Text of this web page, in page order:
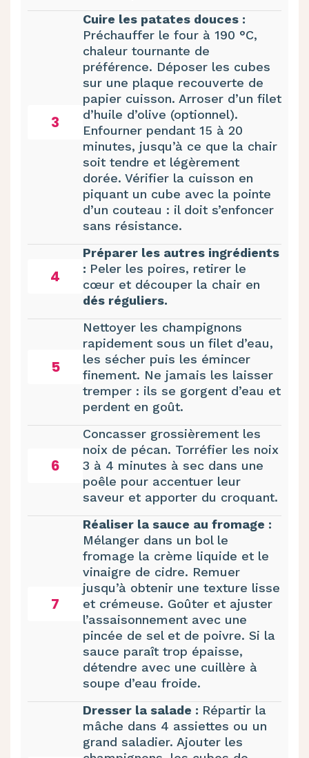
3
Cuire les patates douces :
Préchauffer le four à 190 °C,
chaleur tournante de
préférence. Déposer les cubes
sur une plaque recouverte de
papier cuisson. Arroser d’un filet
d’huile d’olive (optionnel).
Enfourner pendant 15 à 20
minutes, jusqu’à ce que la chair
soit tendre et légèrement
dorée. Vérifier la cuisson en
piquant un cube avec la pointe
d’un couteau : il doit s’enfoncer
sans résistance.
4
Préparer les autres ingrédients
: Peler les poires, retirer le
cœur et découper la chair en
dés réguliers.
5
Nettoyer les champignons
rapidement sous un filet d’eau,
les sécher puis les émincer
finement. Ne jamais les laisser
tremper : ils se gorgent d’eau et
perdent en goût.
6
Concasser grossièrement les
noix de pécan. Torréfier les noix
3 à 4 minutes à sec dans une
poêle pour accentuer leur
saveur et apporter du croquant.
7
Réaliser la sauce au fromage :
Mélanger dans un bol le
fromage la crème liquide et le
vinaigre de cidre. Remuer
jusqu’à obtenir une texture lisse
et crémeuse. Goûter et ajuster
l’assaisonnement avec une
pincée de sel et de poivre. Si la
sauce paraît trop épaisse,
détendre avec une cuillère à
soupe d’eau froide.
Dresser la salade : Répartir la
mâche dans 4 assiettes ou un
grand saladier. Ajouter les